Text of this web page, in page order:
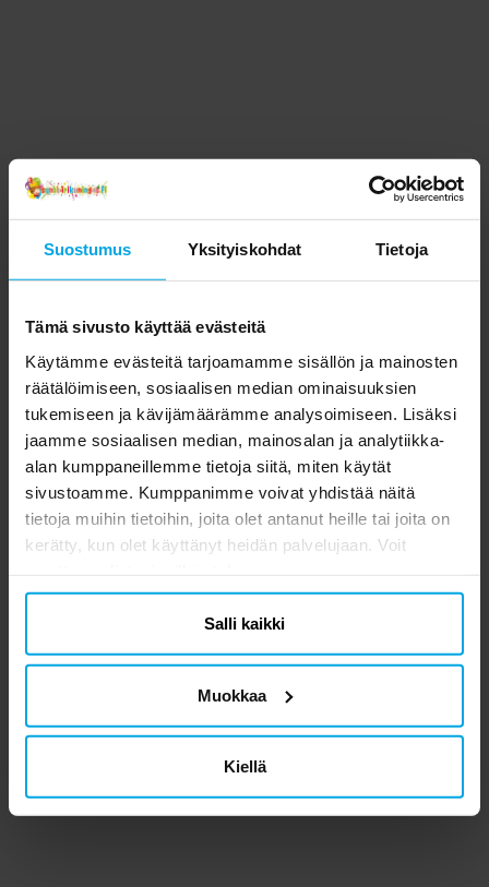
Suostumus Yksityiskohdat Tietoja
Tämä sivusto käyttää evästeitä
Käytämme evästeitä tarjoamamme sisällön ja mainosten
räätälöimiseen, sosiaalisen median ominaisuuksien
tukemiseen ja kävijämäärämme analysoimiseen. Lisäksi
jaamme sosiaalisen median, mainosalan ja analytiikka-
alan kumppaneillemme tietoja siitä, miten käytät
sivustoamme. Kumppanimme voivat yhdistää näitä
tietoja muihin tietoihin, joita olet antanut heille tai joita on
kerätty, kun olet käyttänyt heidän palvelujaan. Voit
Salli kaikki
Muokkaa
Kiellä